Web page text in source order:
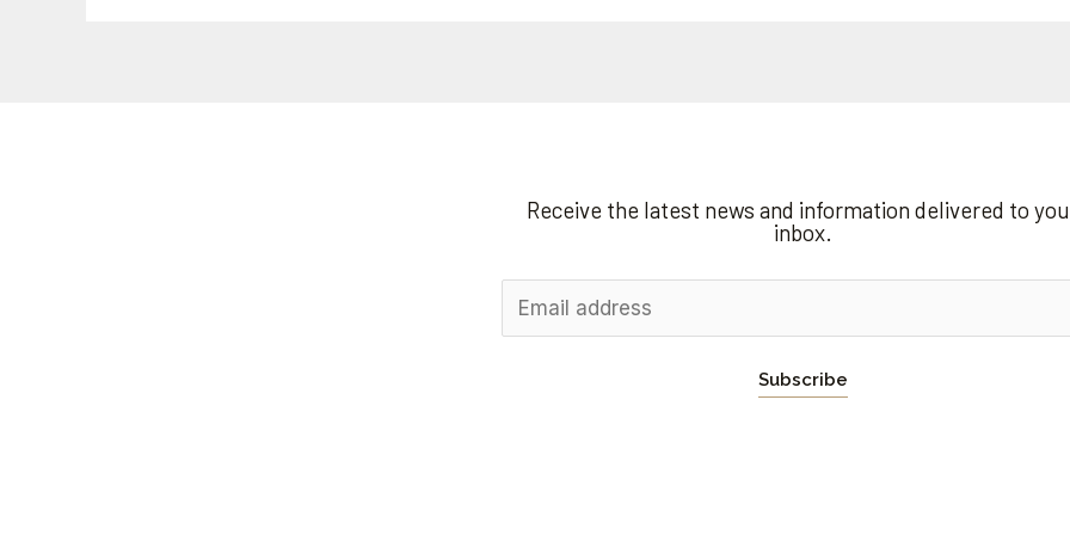
Receive the latest news and information delivered to
inbox.
Subscribe